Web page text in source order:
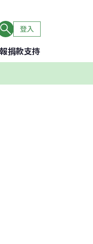
登入
捐款支持